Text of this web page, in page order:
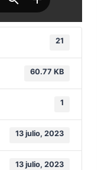
21
60.77 KB
1
13 julio, 2023
13 julio, 2023